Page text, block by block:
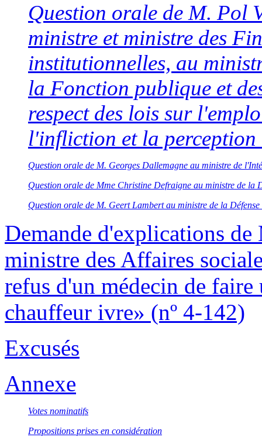
Question orale de M. Pol
ministre et ministre des
institutionnelles, au
la Fonction publique et
respect des lois sur
l'infliction et la perception
Question orale de M. Georges Dallemagne au ministre de
Question orale de Mme Christine Defraigne au ministre de la
Question orale de M. Geert Lambert au ministre de la
Demande d'explications
ministre des Affaires
refus d'un médecin de faire
chauffeur ivre» (nº 4-142)
Excusés
Annexe
Votes nominatifs
Propositions prises en considération